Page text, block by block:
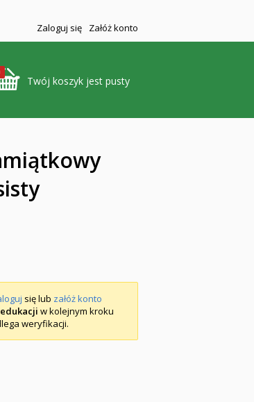
Zaloguj się Załóż konto
Twój koszyk jest pusty
się lub załóż konto
w kolejnym kroku
weryfikacji.